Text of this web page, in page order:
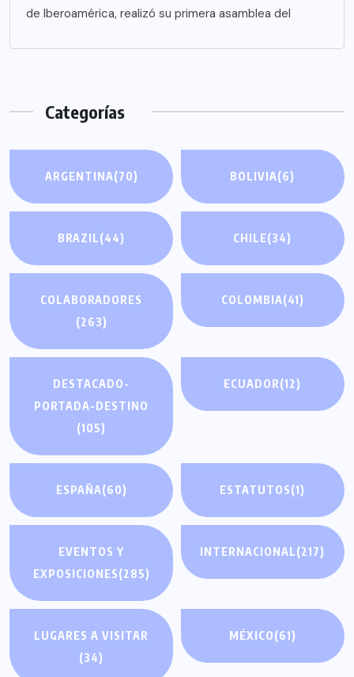
de Iberoamérica, realizó su primera asamblea del
Categorías
ARGENTINA(70) BOLIVIA(6)
BRAZIL(44) CHILE(34)
COLABORADORES
(263)
COLOMBIA(41)
DESTACADO-
PORTADA-DESTINO
(105)
ECUADOR(12)
ESPAÑA(60) ESTATUTOS(1)
EVENTOS Y
EXPOSICIONES(285)
INTERNACIONAL(217)
LUGARES A VISITAR
(34)
MÉXICO(61)